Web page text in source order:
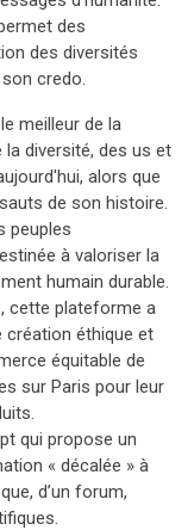
des
des diversités
credo.
meilleur de la
diversité, des us et
alors que
de son histoire.
peuples
à valoriser la
humain durable.
cette plateforme a
éthique et
équitable de
sur Paris pour leur
qui propose un
« décalée » à
d’un forum,